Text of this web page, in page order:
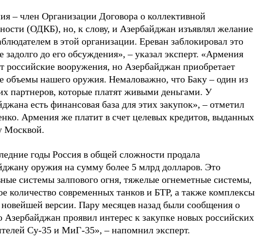
– член Организации Договора о коллективной
(ОДКБ), но, к слову, и Азербайджан изъявлял желание
в этой организации. Ереван заблокировал это
задолго до его обсуждения», – указал эксперт. «Армения
российские вооружения, но Азербайджан приобретает
объемы нашего оружия. Немаловажно, что Баку – один из
партнеров, которые платят живыми деньгами. У
есть финансовая база для этих закупок», – отметил
Армения же платит в счет целевых кредитов, выданных
Москвой.
годы Россия в общей сложности продала
оружия на сумму более 5 млрд долларов. Это
системы залпового огня, тяжелые огнеметные системы,
количество современных танков и БТР, а также комплексы
версии. Пару месяцев назад были сообщения о
Азербайджан проявил интерес к закупке новых российских
Су-35 и МиГ-35», – напомнил эксперт.